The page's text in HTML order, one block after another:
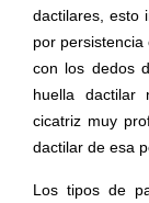
dactilares, esto
por
con los dedos
huella dactilar
cicatriz muy
dactilar de esa
Los tipos de